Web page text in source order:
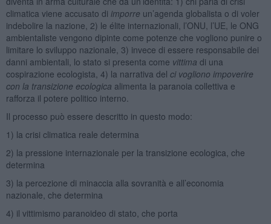
climatica viene accusato di imporre un’agenda globalista o di voler
indebolire la nazione, 2) le élite internazionali, l’ONU, l’UE, le ONG
ambientaliste vengono dipinte come potenze che vogliono punire o
limitare lo sviluppo nazionale, 3) invece di essere responsabile dei
danni ambientali, lo stato si presenta come vittima di una
cospirazione ecologista, 4) la narrativa del ci vogliono impoverire
con la transizione ecologica alimenta la paranoia collettiva e
rafforza il potere politico interno.
Il processo può essere descritto in questo modo:
1) la crisi climatica reale determina
2) la pressione internazionale per la transizione ecologica, che
determina
3) la percezione di minaccia alla sovranità e all’economia
nazionale, che determina
4) il vittimismo paranoideo di stato, che porta